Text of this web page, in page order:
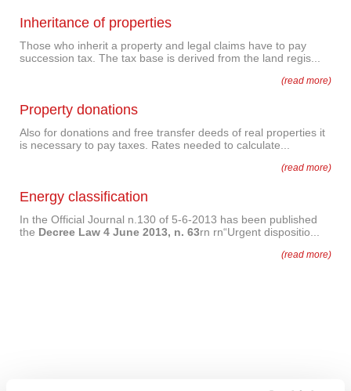
Inheritance of properties
Those who inherit a property and legal claims have to pay
succession tax. The tax base is derived from the land regis...
(read more)
Property donations
Also for donations and free transfer deeds of real properties it
is necessary to pay taxes. Rates needed to calculate...
(read more)
Energy classification
In the Official Journal n.130 of 5-6-2013 has been published
the Decree Law 4 June 2013, n. 63rn rn“Urgent dispositio...
(read more)